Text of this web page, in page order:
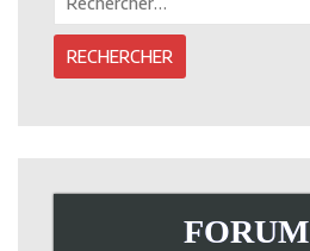
FORUM